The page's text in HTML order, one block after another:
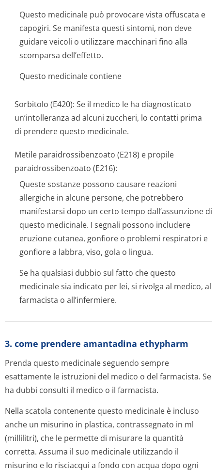
Questo medicinale può provocare vista offuscata e
capogiri. Se manifesta questi sintomi, non deve
guidare veicoli o utilizzare macchinari fino alla
scomparsa dell’effetto.
Questo medicinale contiene
Sorbitolo (E420): Se il medico le ha diagnosticato
un’intolleranza ad alcuni zuccheri, lo contatti prima
di prendere questo medicinale.
Metile paraidrossibenzoato (E218) e propile
paraidrossibenzoato (E216):
Queste sostanze possono causare reazioni
allergiche in alcune persone, che potrebbero
manifestarsi dopo un certo tempo dall’assunzione di
questo medicinale. I segnali possono includere
eruzione cutanea, gonfiore o problemi respiratori e
gonfiore a labbra, viso, gola o lingua.
Se ha qualsiasi dubbio sul fatto che questo
medicinale sia indicato per lei, si rivolga al medico, al
farmacista o all’infermiere.
3. come prendere amantadina ethypharm
Prenda questo medicinale seguendo sempre
esattamente le istruzioni del medico o del farmacista. Se
ha dubbi consulti il medico o il farmacista.
Nella scatola contenente questo medicinale è incluso
anche un misurino in plastica, contrassegnato in ml
(millilitri), che le permette di misurare la quantità
corretta. Assuma il suo medicinale utilizzando il
misurino e lo risciacqui a fondo con acqua dopo ogni